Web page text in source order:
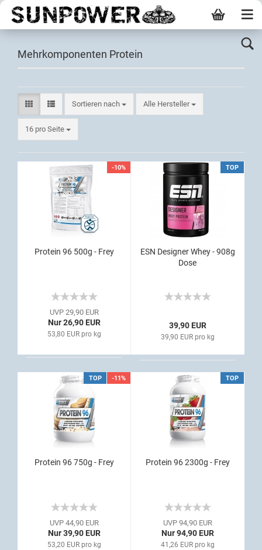
Mehrkomponenten Protein
Sortieren nach Alle Hersteller
16 pro Seite
-10%
Protein 96 500g - Frey
UVP 29,90 EUR
Nur 26,90 EUR
53,80 EUR pro kg
TOP
ESN Designer Whey - 908g
Dose
39,90 EUR
39,90 EUR pro kg
TOP -11%
Protein 96 750g - Frey
UVP 44,90 EUR
Nur 39,90 EUR
53,20 EUR pro kg
TOP
Protein 96 2300g - Frey
UVP 94,90 EUR
Nur 94,90 EUR
41,26 EUR pro kg